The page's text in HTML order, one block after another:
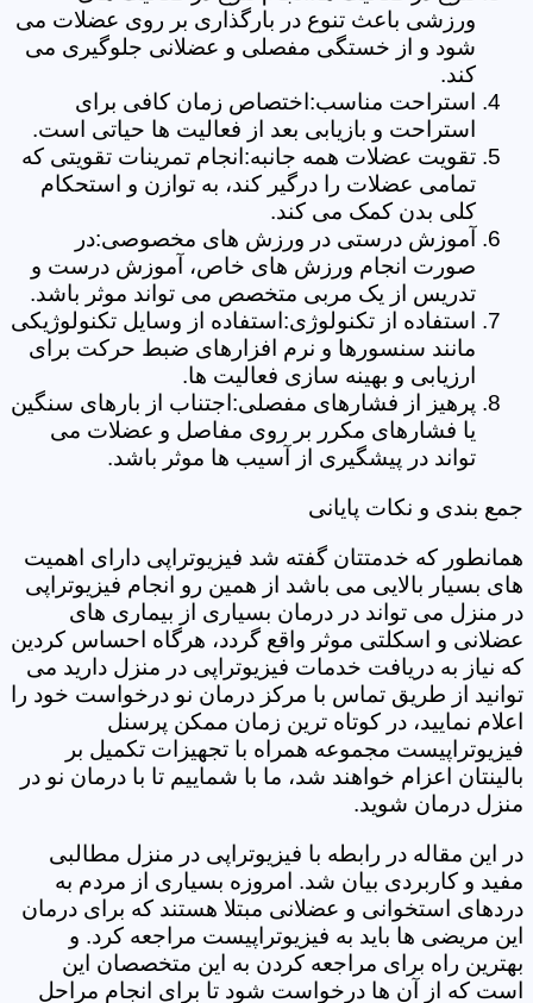
ورزشی باعث تنوع در بارگذاری بر روی عضلات می
شود و از خستگی مفصلی و عضلانی جلوگیری می
کند.
استراحت مناسب:اختصاص زمان کافی برای
استراحت و بازیابی بعد از فعالیت ها حیاتی است.
تقویت عضلات همه جانبه:انجام تمرینات تقویتی که
تمامی عضلات را درگیر کند، به توازن و استحکام
کلی بدن کمک می کند.
آموزش درستی در ورزش های مخصوصی:در
صورت انجام ورزش های خاص، آموزش درست و
تدریس از یک مربی متخصص می تواند موثر باشد.
استفاده از تکنولوژی:استفاده از وسایل تکنولوژیکی
مانند سنسورها و نرم افزارهای ضبط حرکت برای
ارزیابی و بهینه سازی فعالیت ها.
پرهیز از فشارهای مفصلی:اجتناب از بارهای سنگین
یا فشارهای مکرر بر روی مفاصل و عضلات می
تواند در پیشگیری از آسیب ها موثر باشد.
جمع بندی و نکات پایانی
همانطور که خدمتتان گفته شد فیزیوتراپی دارای اهمیت
های بسیار بالایی می باشد از همین رو انجام فیزیوتراپی
در منزل می تواند در درمان بسیاری از بیماری های
عضلانی و اسکلتی موثر واقع گردد، هرگاه احساس کردین
که نیاز به دریافت خدمات فیزیوتراپی در منزل دارید می
توانید از طریق تماس با مرکز درمان نو درخواست خود را
اعلام نمایید، در کوتاه ترین زمان ممکن پرسنل
فیزیوتراپیست مجموعه همراه با تجهیزات تکمیل بر
بالینتان اعزام خواهند شد، ما با شماییم تا با درمان نو در
منزل درمان شوید.
در این مقاله در رابطه با فیزیوتراپی در منزل مطالبی
مفید و کاربردی بیان شد. امروزه بسیاری از مردم به
دردهای استخوانی و عضلانی مبتلا هستند که برای درمان
این مریضی ها باید به فیزیوتراپیست مراجعه کرد. و
بهترین راه برای مراجعه کردن به این متخصصان این
است که از آن ها درخواست شود تا برای انجام مراحل